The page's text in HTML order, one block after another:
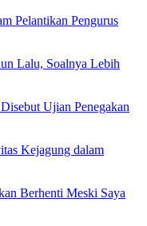
Pelantikan Pengurus
Lalu, Soalnya Lebih
Ujian Penegakan
Kejagung dalam
Berhenti Meski Saya